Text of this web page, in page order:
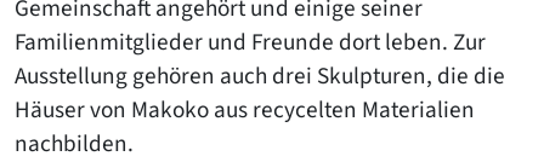
Gemeinschaft angehört und einige seiner
Familienmitglieder und Freunde dort leben. Zur
Ausstellung gehören auch drei Skulpturen, die die
Häuser von Makoko aus recycelten Materialien
nachbilden.